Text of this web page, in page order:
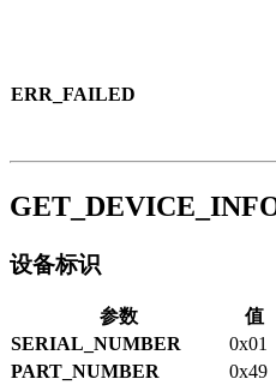
ERR_FAILED
设备标识
参数 值
SERIAL_NUMBER
0x01
PART_NUMBER
0x49